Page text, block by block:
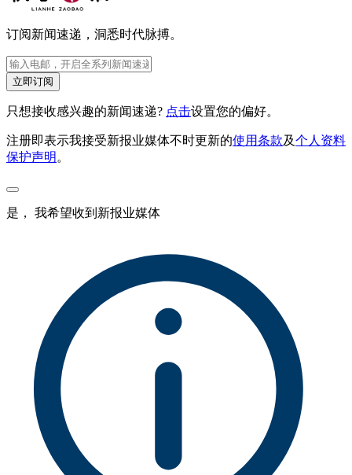
订阅新闻速递，洞悉时代脉搏。
立即订阅
只想接收感兴趣的新闻速递? 点击设置您的偏好。
注册即表示我接受新报业媒体不时更新的使用条款及个人资料
保护声明。
是， 我希望收到新报业媒体